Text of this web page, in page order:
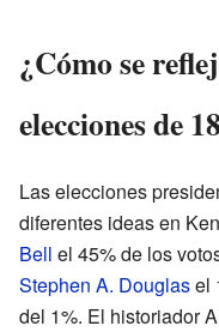
¿Cómo se
elecciones de
Las elecciones
diferentes ideas en
Bell el 45% de los
Stephen A. Douglasel
del 1%. El historiador